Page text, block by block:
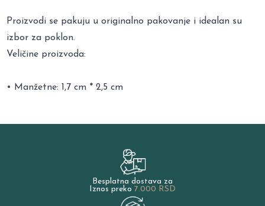
Proizvodi se pakuju u originalno pakovanje i idealan su
izbor za poklon.
Veličine proizvoda:
• Manžetne: 1,7 cm * 2,5 cm
Besplatna dostava za
Iznos preko 7.000 RSD